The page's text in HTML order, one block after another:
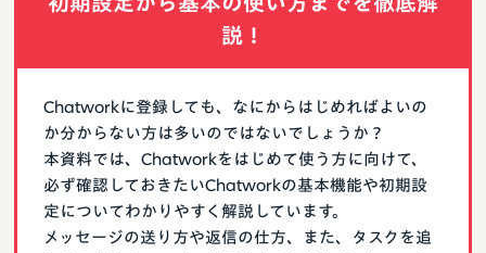
説！
Chatworkに登録しても、なにからはじめればよいの
か分からない方は多いのではないでしょうか？
本資料では、Chatworkをはじめて使う方に向けて、
必ず確認しておきたいChatworkの基本機能や初期設
定についてわかりやすく解説しています。
メッセージの送り方や返信の仕方、また、タスクを追